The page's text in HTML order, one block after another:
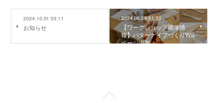
2024.10.01 03:11
お知らせ
2024.06.25 01:29
【ワークショップ開催情
報】バターナイフづくりWS
ページ追加